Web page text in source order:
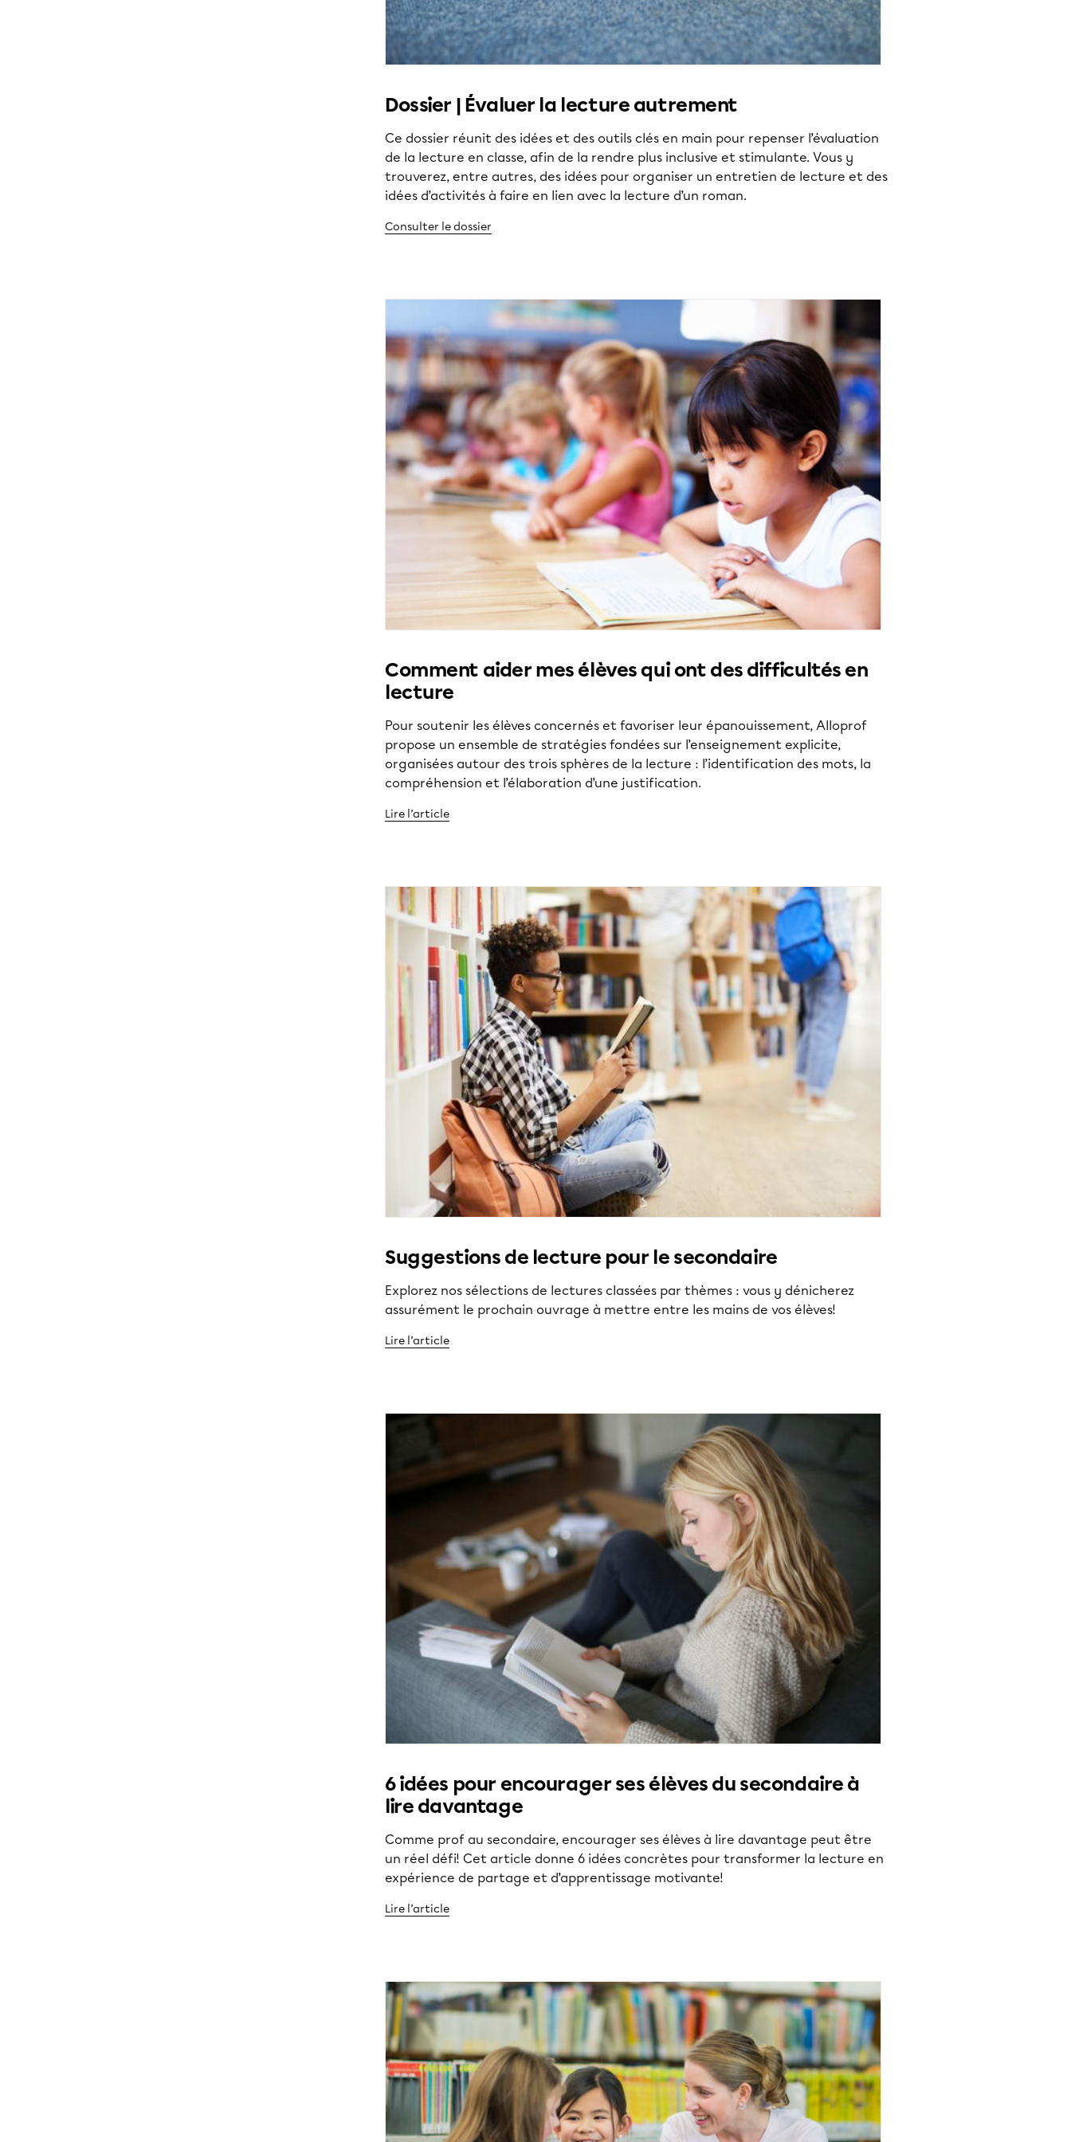
Dossier | Évaluer la lecture autrement
Ce dossier réunit des idées et des outils clés en main pour repenser l’évaluation
de la lecture en classe, afin de la rendre plus inclusive et stimulante. Vous y
trouverez, entre autres, des idées pour organiser un entretien de lecture et des
idées d’activités à faire en lien avec la lecture d’un roman.
Consulter le dossier
Comment aider mes élèves qui ont des difficultés en
lecture
Pour soutenir les élèves concernés et favoriser leur épanouissement, Alloprof
propose un ensemble de stratégies fondées sur l’enseignement explicite,
organisées autour des trois sphères de la lecture : l’identification des mots, la
compréhension et l’élaboration d’une justification.
Lire l’article
Suggestions de lecture pour le secondaire
Explorez nos sélections de lectures classées par thèmes : vous y dénicherez
assurément le prochain ouvrage à mettre entre les mains de vos élèves!
Lire l’article
6 idées pour encourager ses élèves du secondaire à
lire davantage
Comme prof au secondaire, encourager ses élèves à lire davantage peut être
un réel défi! Cet article donne 6 idées concrètes pour transformer la lecture en
expérience de partage et d’apprentissage motivante!
Lire l’article